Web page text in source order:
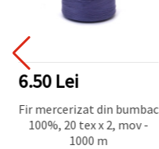
6.50 Lei
Fir mercerizat din bumbac
100%, 20 tex x 2, mov -
1000 m